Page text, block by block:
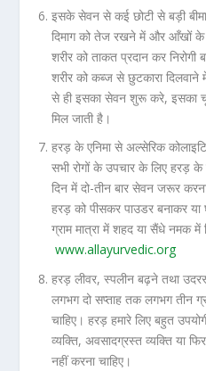
इसके सेवन से कई छोटी से बड़ी
दिमाग को तेज रखने में और आँखों के
शरीर को ताकत प्रदान कर निरोगी
शरीर को कब्ज से छुटकारा
से ही इसका सेवन शुरू करे, इसका
मिल जाती है।
हरड़ के एनिमा से अल्सेरिक
सभी रोगों के उपचार के लिए हरड़ के
दिन में दो-तीन बार सेवन जरूर
हरड़ को पीसकर पाउडर बनाकर
ग्राम मात्रा में शहद या सैंधे नमक में
www.allayurvedic.org
हरड़ लीवर, स्पलीन बढ़ने तथा
लगभग दो सप्ताह तक लगभग तीन
चाहिए। हरड़ हमारे लिए बहुत
व्यक्ति, अवसादग्रस्त व्यक्ति या
नहीं करना चाहिए।